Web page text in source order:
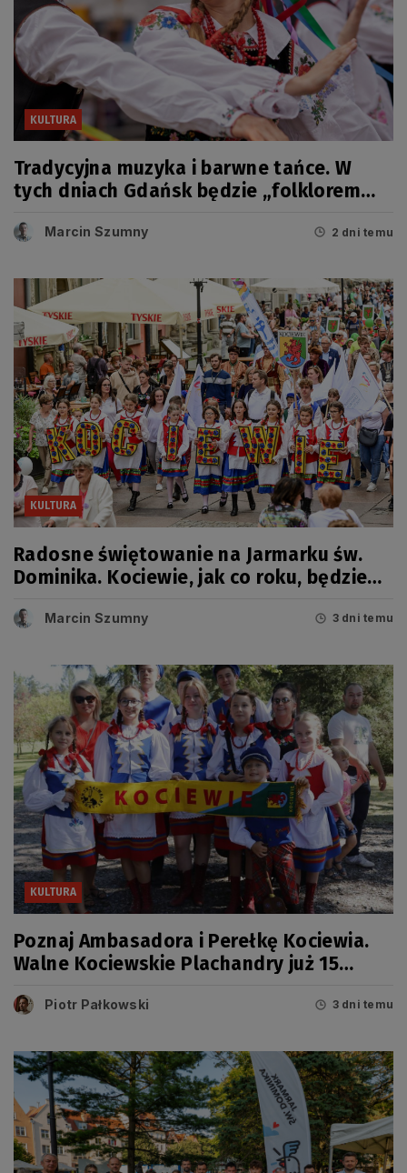
KULTURA
Tradycyjna muzyka i barwne tańce. W
tych dniach Gdańsk będzie „folklorem
Marcin Szumny 2 dni temu
KULTURA
Radosne świętowanie na Jarmarku św.
Dominika. Kociewie, jak co roku, będzie
Marcin Szumny 3 dni temu
KULTURA
Poznaj Ambasadora i Perełkę Kociewia.
Walne Kociewskie Plachandry już 15
Piotr Pałkowski 3 dni temu